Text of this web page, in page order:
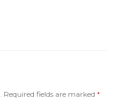
Required fields are marked*